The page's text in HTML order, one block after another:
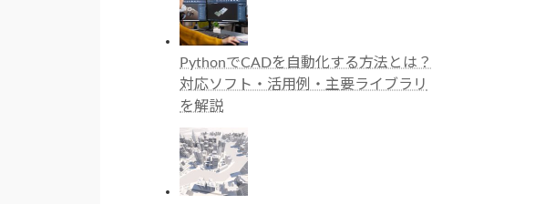
PythonでCADを自動化する方法とは？
対応ソフト・活用例・主要ライブラリ
を解説